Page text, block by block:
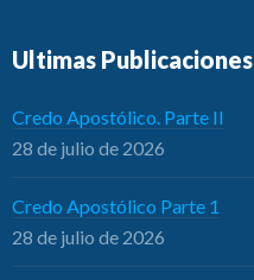
Ultimas Publicaciones
Credo Apostólico. Parte II
28 de julio de 2026
Credo Apostólico Parte 1
28 de julio de 2026